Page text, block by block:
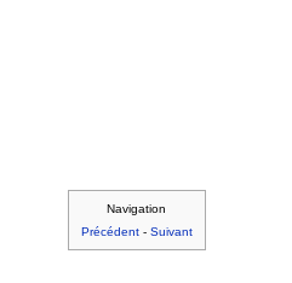
Navigation
Précédent- Suivant